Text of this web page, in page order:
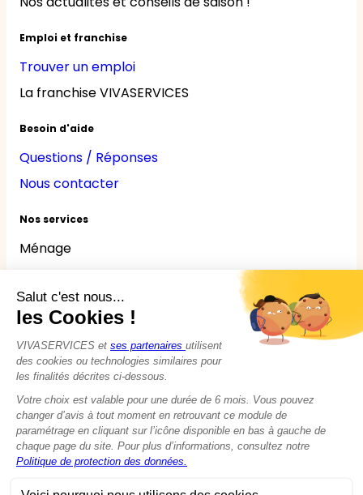
Emploi et franchise
Trouver un emploi
La franchise VIVASERVICES
Besoin d'aide
Questions / Réponses
Nous contacter
Nos services
Ménage
Jardinage
Bricolage
Nounou
Seniors
Handicaps
© 2015 - 2026VIVASERVICES
Modifier vos préférences en matière de cookies